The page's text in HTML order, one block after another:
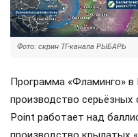
Фото: скрин ТГ-канала РЫБАРЬ
Программа «Фламинго» в
производство
Point работает над